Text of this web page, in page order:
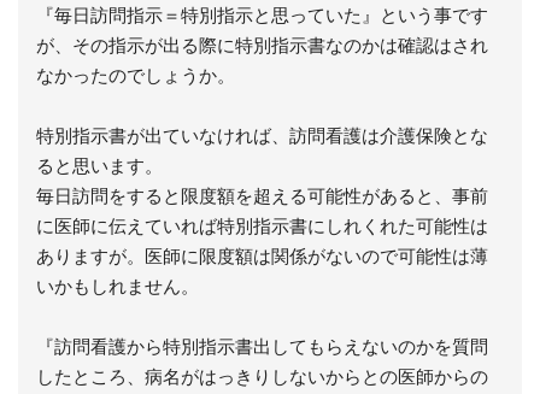
『毎日訪問指示＝特別指示と思っていた』という事です
が、その指示が出る際に特別指示書なのかは確認はされ
なかったのでしょうか。
特別指示書が出ていなければ、訪問看護は介護保険とな
ると思います。
毎日訪問をすると限度額を超える可能性があると、事前
に医師に伝えていれば特別指示書にしれくれた可能性は
ありますが。医師に限度額は関係がないので可能性は薄
いかもしれません。
『訪問看護から特別指示書出してもらえないのかを質問
したところ、病名がはっきりしないからとの医師からの